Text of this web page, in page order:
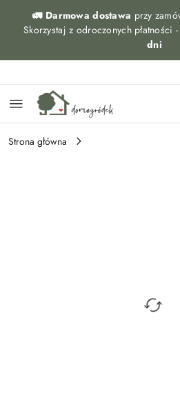
Przejdź do treści głównej
Przejdź do wyszukiwarki
Przejdź do moje konto
Przejdź do menu głównego
Przejdź do opisu produktu
Przejdź do stopki
🚛 Darmowa dostawa przy
Skorzystaj z odroczonych płatności
dni
Strona główna